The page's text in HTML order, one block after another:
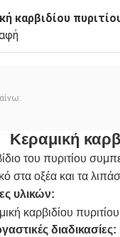
καρβιδίου
Κεραμική
του πυριτίου
στα οξέα και τα
υλικών:
διαδικασίες: